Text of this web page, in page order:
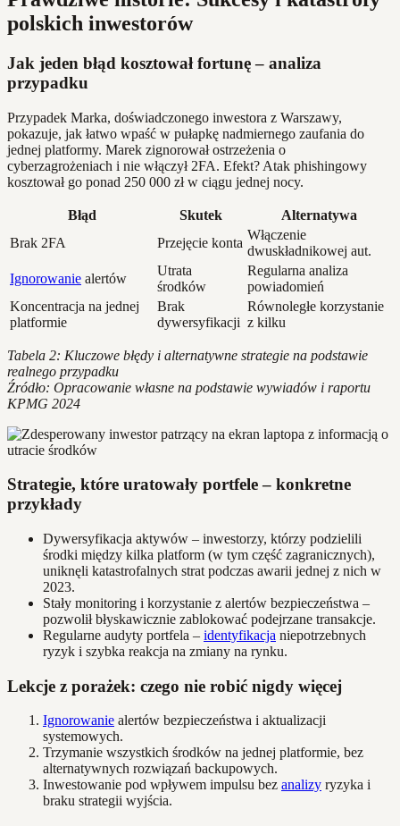
polskich inwestorów
Jak jeden błąd kosztował fortunę – analiza
przypadku
Przypadek Marka, doświadczonego inwestora z Warszawy,
pokazuje, jak łatwo wpaść w pułapkę nadmiernego zaufania do
jednej platformy. Marek zignorował ostrzeżenia o
cyberzagrożeniach i nie włączył 2FA. Efekt? Atak phishingowy
kosztował go ponad 250 000 zł w ciągu jednej nocy.
Błąd Skutek
Alternatywa
Brak 2FA
Przejęcie konta
Włączenie
dwuskładnikowej aut.
Ignorowanie alertów
Utrata
środków
Regularna analiza
powiadomień
Koncentracja na jednej
platformie
Brak
dywersyfikacji
Równoległe korzystanie
z kilku
Tabela 2: Kluczowe błędy i alternatywne strategie na podstawie
realnego przypadku
Źródło: Opracowanie własne na podstawie wywiadów i raportu
KPMG 2024
Strategie, które uratowały portfele – konkretne
przykłady
Dywersyfikacja aktywów – inwestorzy, którzy podzielili
środki między kilka platform (w tym część zagranicznych),
uniknęli katastrofalnych strat podczas awarii jednej z nich w
2023.
Stały monitoring i korzystanie z alertów bezpieczeństwa –
pozwolił błyskawicznie zablokować podejrzane transakcje.
Regularne audyty portfela – identyfikacja niepotrzebnych
ryzyk i szybka reakcja na zmiany na rynku.
Lekcje z porażek: czego nie robić nigdy więcej
Ignorowanie alertów bezpieczeństwa i aktualizacji
systemowych.
Trzymanie wszystkich środków na jednej platformie, bez
alternatywnych rozwiązań backupowych.
Inwestowanie pod wpływem impulsu bez analizy ryzyka i
braku strategii wyjścia.